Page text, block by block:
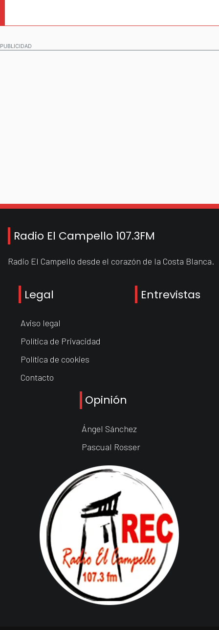
PUBLICIDAD
Radio El Campello 107.3FM
Radio El Campello desde el corazón de la Costa Blanca.
Legal
Aviso legal
Política de Privacidad
Política de cookies
Contacto
Entrevistas
Opinión
Ángel Sánchez
Pascual Rosser